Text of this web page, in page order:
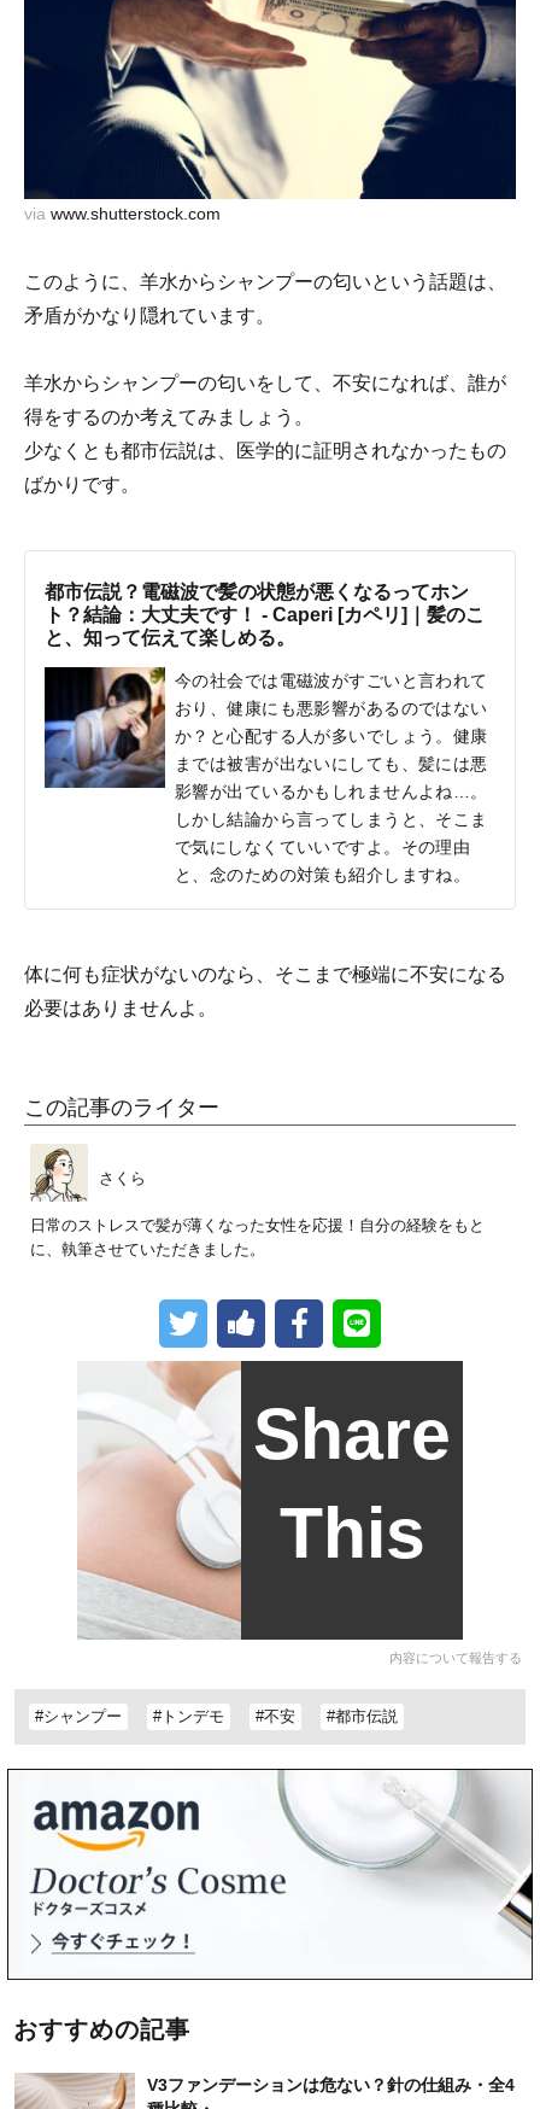
via www.shutterstock.com
このように、羊水からシャンプーの匂いという話題は、
矛盾がかなり隠れています。
羊水からシャンプーの匂いをして、不安になれば、誰が
得をするのか考えてみましょう。
少なくとも都市伝説は、医学的に証明されなかったもの
ばかりです。
都市伝説？電磁波で髪の状態が悪くなるってホン
ト？結論：大丈夫です！ - Caperi [カペリ]｜髪のこ
と、知って伝えて楽しめる。
今の社会では電磁波がすごいと言われて
おり、健康にも悪影響があるのではない
か？と心配する人が多いでしょう。健康
までは被害が出ないにしても、髪には悪
影響が出ているかもしれませんよね…。
しかし結論から言ってしまうと、そこま
で気にしなくていいですよ。その理由
と、念のための対策も紹介しますね。
体に何も症状がないのなら、そこまで極端に不安になる
必要はありませんよ。
この記事のライター
さくら
日常のストレスで髪が薄くなった女性を応援！自分の経験をもと
に、執筆させていただきました。
Share
This
内容について報告する
#シャンプー #トンデモ #不安 #都市伝説
おすすめの記事
V3ファンデーションは危ない？針の仕組み・全4